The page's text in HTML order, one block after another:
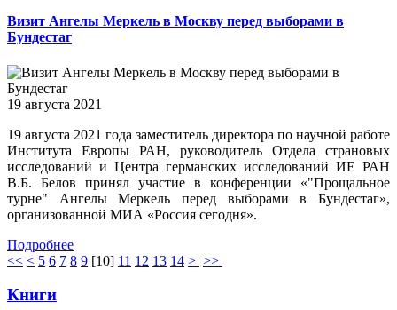
Визит Ангелы Меркель в Москву перед выборами в
Бундестаг
19 августа 2021
19 августа 2021 года заместитель директора по научной работе
Института Европы РАН, руководитель Отдела страновых
исследований и Центра германских исследований ИЕ РАН
В.Б. Белов принял участие в конференции «"Прощальное
турне" Ангелы Меркель перед выборами в Бундестаг»,
организованной МИА «Россия сегодня».
Подробнее
<< < 5 6 7 8 9 [10] 11 12 13 14 > >>
Книги